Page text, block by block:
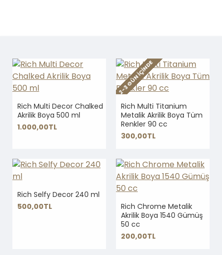
Rich Multi Decor Chalked
Akrilik Boya 500 ml
1.000,00TL
2-3 GÜN IÇINDE
Rich Multi Titanium
Metalik Akrilik Boya Tüm
Renkler 90 cc
300,00TL
Rich Selfy Decor 240 ml
500,00TL
Rich Chrome Metalik
Akrilik Boya 1540 Gümüş
50 cc
200,00TL